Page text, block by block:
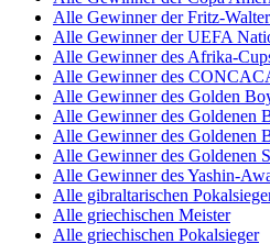
Alle Gewinner der Fritz-
Alle Gewinner der UEFA
Alle Gewinner des Afrika-
Alle Gewinner des
Alle Gewinner des Golden
Alle Gewinner des Goldenen
Alle Gewinner des Goldenen
Alle Gewinner des Goldenen
Alle Gewinner des Yashin-
Alle gibraltarischen
Alle griechischen Meister
Alle griechischen Pokalsieger